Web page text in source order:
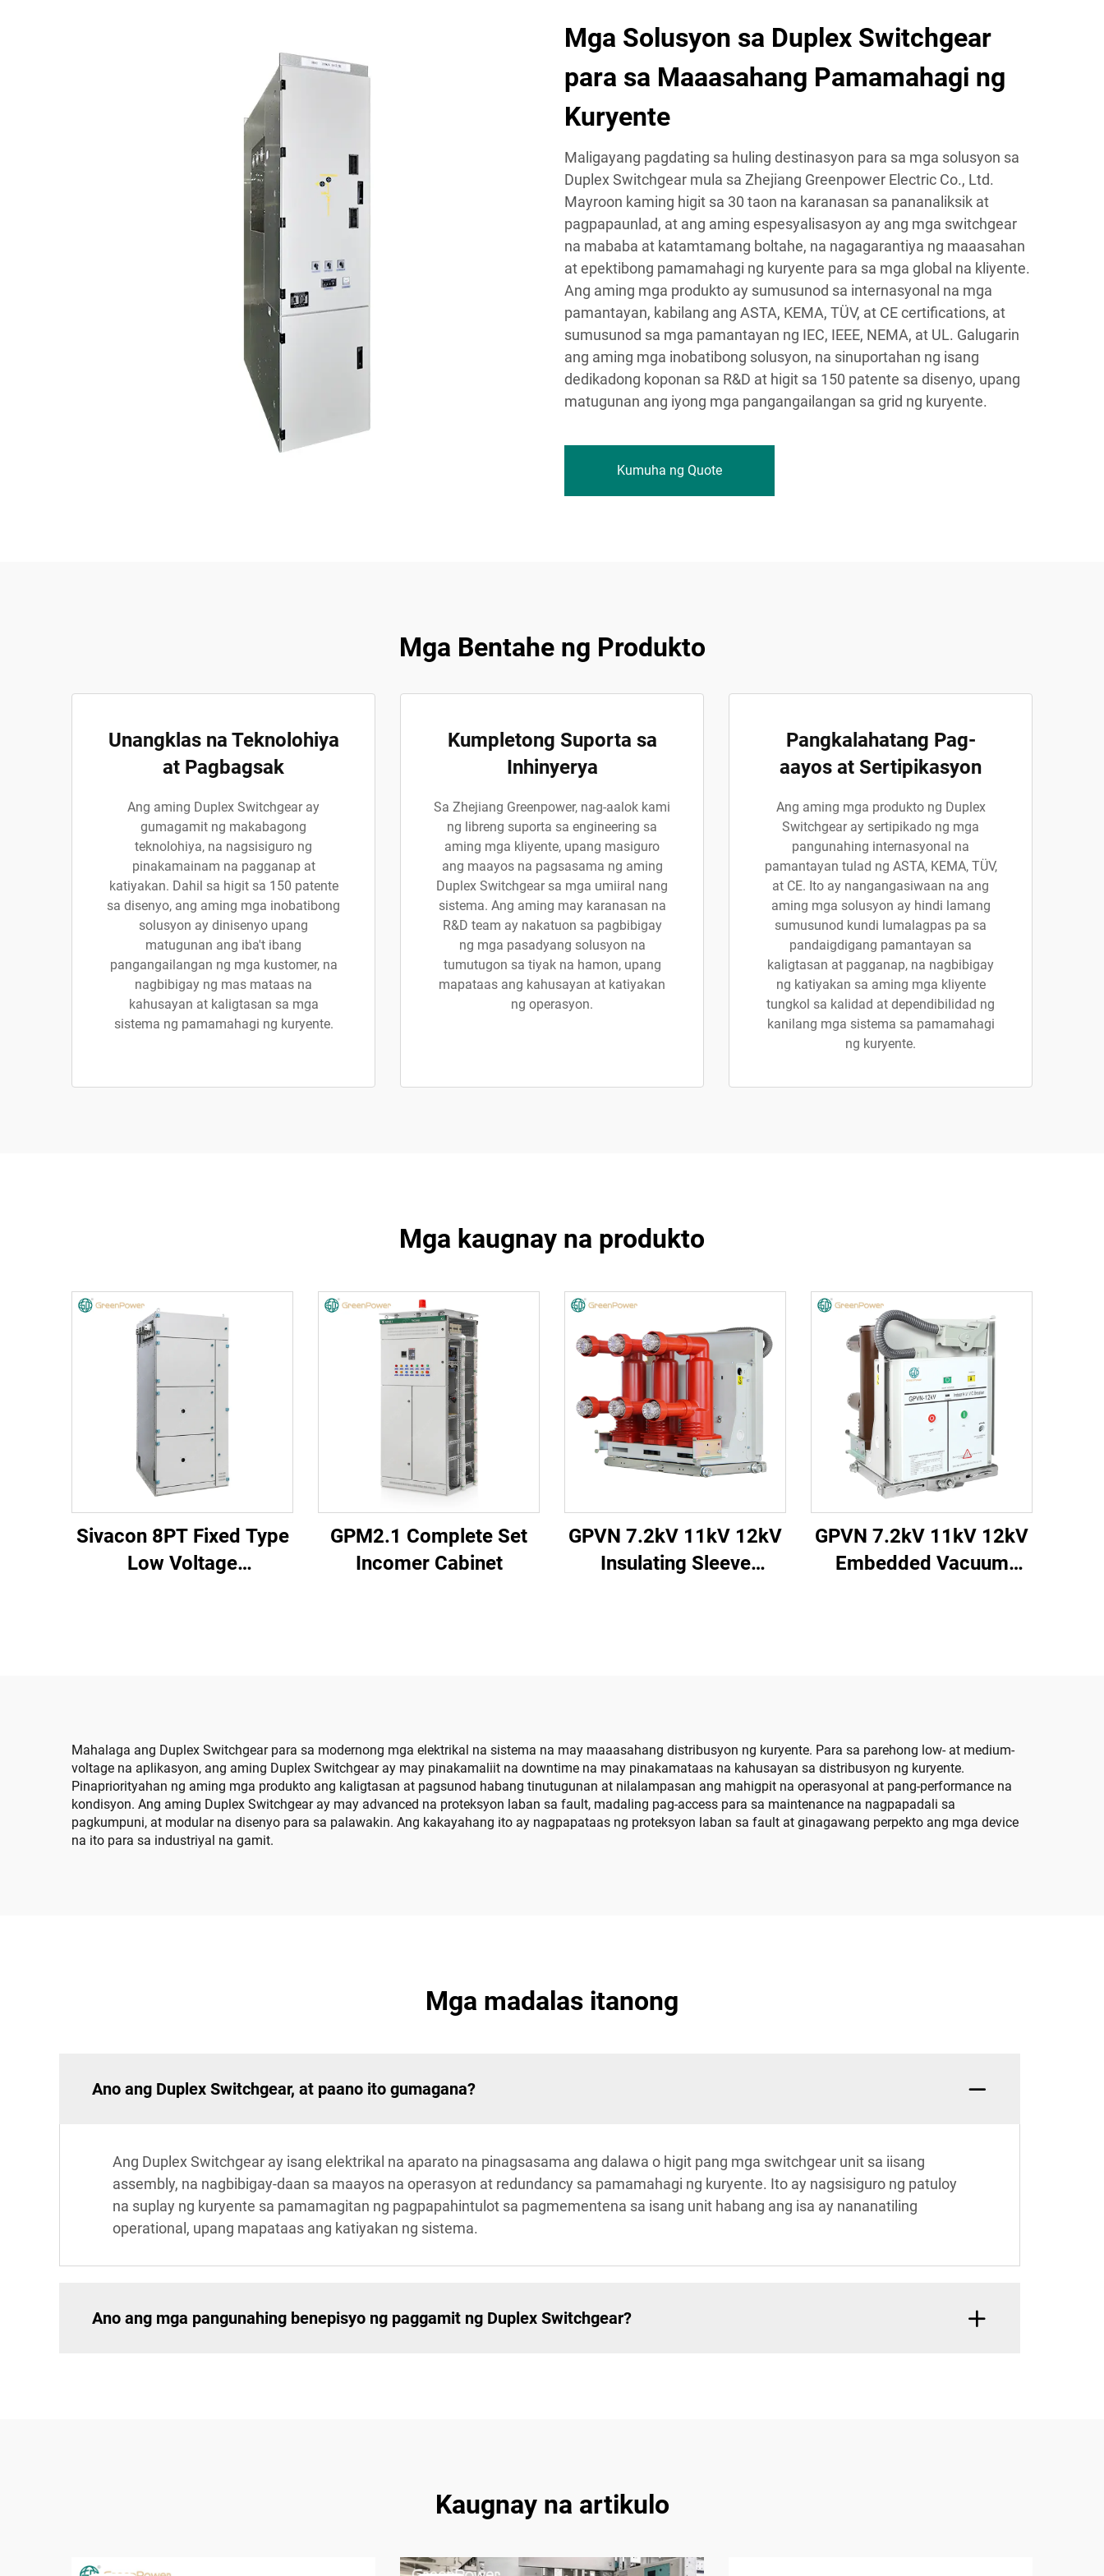
Mga Solusyon sa Duplex Switchgear
para sa Maaasahang Pamamahagi ng
Kuryente
Maligayang pagdating sa huling destinasyon para sa mga solusyon sa
Duplex Switchgear mula sa Zhejiang Greenpower Electric Co., Ltd.
Mayroon kaming higit sa 30 taon na karanasan sa pananaliksik at
pagpapaunlad, at ang aming espesyalisasyon ay ang mga switchgear
na mababa at katamtamang boltahe, na nagagarantiya ng maaasahan
at epektibong pamamahagi ng kuryente para sa mga global na kliyente.
Ang aming mga produkto ay sumusunod sa internasyonal na mga
pamantayan, kabilang ang ASTA, KEMA, TÜV, at CE certifications, at
sumusunod sa mga pamantayan ng IEC, IEEE, NEMA, at UL. Galugarin
ang aming mga inobatibong solusyon, na sinuportahan ng isang
dedikadong koponan sa R&D at higit sa 150 patente sa disenyo, upang
matugunan ang iyong mga pangangailangan sa grid ng kuryente.
Kumuha ng Quote
Mga Bentahe ng Produkto
Unangklas na Teknolohiya
at Pagbagsak
Ang aming Duplex Switchgear ay
gumagamit ng makabagong
teknolohiya, na nagsisiguro ng
pinakamainam na pagganap at
katiyakan. Dahil sa higit sa 150 patente
sa disenyo, ang aming mga inobatibong
solusyon ay dinisenyo upang
matugunan ang iba't ibang
pangangailangan ng mga kustomer, na
nagbibigay ng mas mataas na
kahusayan at kaligtasan sa mga
sistema ng pamamahagi ng kuryente.
Kumpletong Suporta sa
Inhinyerya
Sa Zhejiang Greenpower, nag-aalok kami
ng libreng suporta sa engineering sa
aming mga kliyente, upang masiguro
ang maayos na pagsasama ng aming
Duplex Switchgear sa mga umiiral nang
sistema. Ang aming may karanasan na
R&D team ay nakatuon sa pagbibigay
ng mga pasadyang solusyon na
tumutugon sa tiyak na hamon, upang
mapataas ang kahusayan at katiyakan
ng operasyon.
Pangkalahatang Pag-
aayos at Sertipikasyon
Ang aming mga produkto ng Duplex
Switchgear ay sertipikado ng mga
pangunahing internasyonal na
pamantayan tulad ng ASTA, KEMA, TÜV,
at CE. Ito ay nangangasiwaan na ang
aming mga solusyon ay hindi lamang
sumusunod kundi lumalagpas pa sa
pandaigdigang pamantayan sa
kaligtasan at pagganap, na nagbibigay
ng katiyakan sa aming mga kliyente
tungkol sa kalidad at dependibilidad ng
kanilang mga sistema sa pamamahagi
ng kuryente.
Mga kaugnay na produkto
Sivacon 8PT Fixed Type
Low Voltage
GPM2.1 Complete Set
Incomer Cabinet
GPVN 7.2kV 11kV 12kV
Insulating Sleeve
GPVN 7.2kV 11kV 12kV
Embedded Vacuum
Mahalaga ang Duplex Switchgear para sa modernong mga elektrikal na sistema na may maaasahang distribusyon ng kuryente. Para sa parehong low- at medium-
voltage na aplikasyon, ang aming Duplex Switchgear ay may pinakamaliit na downtime na may pinakamataas na kahusayan sa distribusyon ng kuryente.
Pinapriorityahan ng aming mga produkto ang kaligtasan at pagsunod habang tinutugunan at nilalampasan ang mahigpit na operasyonal at pang-performance na
kondisyon. Ang aming Duplex Switchgear ay may advanced na proteksyon laban sa fault, madaling pag-access para sa maintenance na nagpapadali sa
pagkumpuni, at modular na disenyo para sa palawakin. Ang kakayahang ito ay nagpapataas ng proteksyon laban sa fault at ginagawang perpekto ang mga device
na ito para sa industriyal na gamit.
Mga madalas itanong
Ano ang Duplex Switchgear, at paano ito gumagana?
Ang Duplex Switchgear ay isang elektrikal na aparato na pinagsasama ang dalawa o higit pang mga switchgear unit sa iisang
assembly, na nagbibigay-daan sa maayos na operasyon at redundancy sa pamamahagi ng kuryente. Ito ay nagsisiguro ng patuloy
na suplay ng kuryente sa pamamagitan ng pagpapahintulot sa pagmementena sa isang unit habang ang isa ay nananatiling
operational, upang mapataas ang katiyakan ng sistema.
Ano ang mga pangunahing benepisyo ng paggamit ng Duplex Switchgear?
Kaugnay na artikulo